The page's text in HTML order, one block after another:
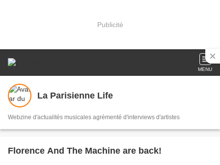
Publicité
MENU
La Parisienne Life
Webzine d'actualités musicales agrémenté d'interviews d'artistes
Florence And The Machine are back!